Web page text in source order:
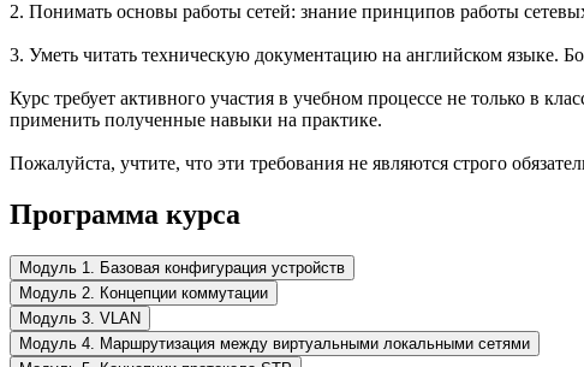
2. Понимать основы работы сетей: знание принципов работы
3. Уметь читать техническую документацию на английском языке.
Курс требует активного участия в учебном процессе не только в
применить полученные навыки на практике.
Пожалуйста, учтите, что эти требования не являются строго
Программа курса
Модуль 1. Базовая конфигурация устройств
Модуль 2. Концепции коммутации
Модуль 3. VLAN
Модуль 4. Маршрутизация между виртуальными локальными сетями